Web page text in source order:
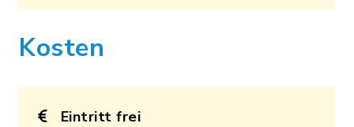
Kosten
Eintritt frei